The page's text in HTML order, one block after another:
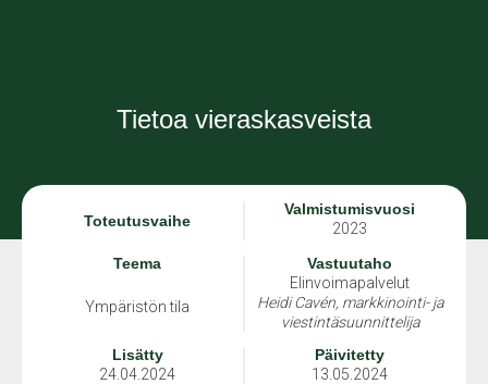
Tietoa vieraskasveista
Toteutusvaihe
Valmistumisvuosi
2023
Teema
Ympäristön tila
Vastuutaho
Elinvoimapalvelut
Heidi Cavén, markkinointi- ja
viestintäsuunnittelija
Lisätty
24.04.2024
Päivitetty
13.05.2024